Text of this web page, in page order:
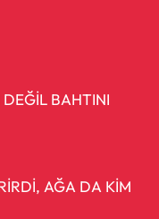
DEĞİL BAHTINI
AĞA DA KİM